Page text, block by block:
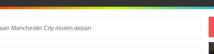
Manchester City musim depan